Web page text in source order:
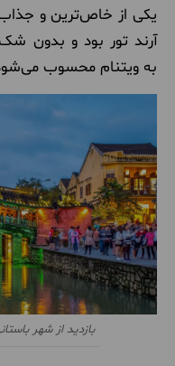
یکی از خاص‌ترین و
آرند تور بود و بدون
به ویتنام محسوب
بازدید از شهر